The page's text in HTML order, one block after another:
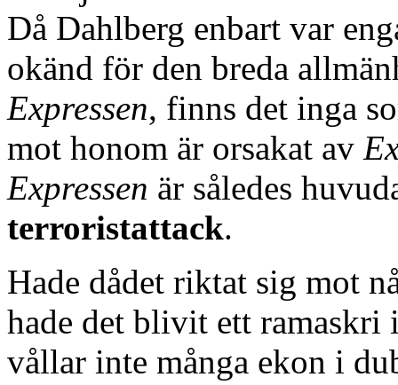
Då Dahlberg enbart var
okänd för den breda
Expressen, finns det inga
mot honom är orsakat av
Expressen är således
terroristattack.
Hade dådet riktat sig mot
hade det blivit ett
vållar inte många ekon i